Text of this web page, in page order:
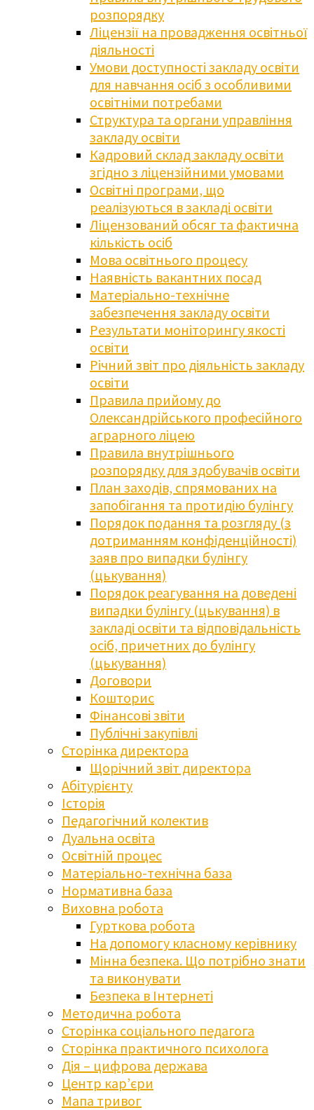
розпорядку
Ліцензії на провадження освітньої
діяльності
Умови доступності закладу освіти
для навчання осіб з особливими
освітніми потребами
Структура та органи управління
закладу освіти
Кадровий склад закладу освіти
згідно з ліцензійними умовами
Освітні програми, що
реалізуються в закладі освіти
Ліцензований обсяг та фактична
кількість осіб
Мова освітнього процесу
Наявність вакантних посад
Матеріально-технічне
забезпечення закладу освіти
Результати моніторингу якості
освіти
Річний звіт про діяльність закладу
освіти
Правила прийому до
Олександрійського професійного
аграрного ліцею
Правила внутрішнього
розпорядку для здобувачів освіти
План заходів, спрямованих на
запобігання та протидію булінгу
Порядок подання та розгляду (з
дотриманням конфіденційності)
заяв про випадки булінгу
(цькування)
Порядок реагування на доведені
випадки булінгу (цькування) в
закладі освіти та відповідальність
осіб, причетних до булінгу
(цькування)
Договори
Кошторис
Фінансові звіти
Публічні закупівлі
Сторінка директора
Щорічний звіт директора
Абітурієнту
Історія
Педагогічний колектив
Дуальна освіта
Освітній процес
Матеріально-технічна база
Нормативна база
Виховна робота
Гурткова робота
На допомогу класному керівнику
Мінна безпека. Що потрібно знати
та виконувати
Безпека в Інтернеті
Методична робота
Сторінка соціального педагога
Сторінка практичного психолога
Дія – цифрова держава
Центр кар’єри
Мапа тривог